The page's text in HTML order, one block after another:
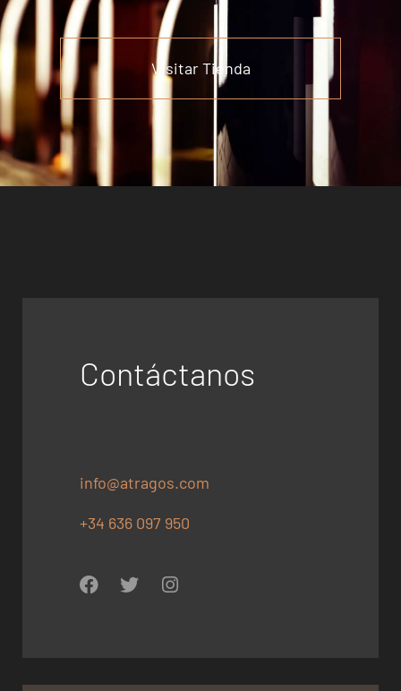
Visitar Tienda
Contáctanos
info@atragos.com
+34 636 097 950